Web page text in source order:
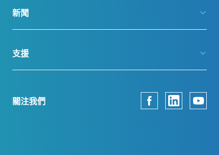
新聞
支援
關注我們